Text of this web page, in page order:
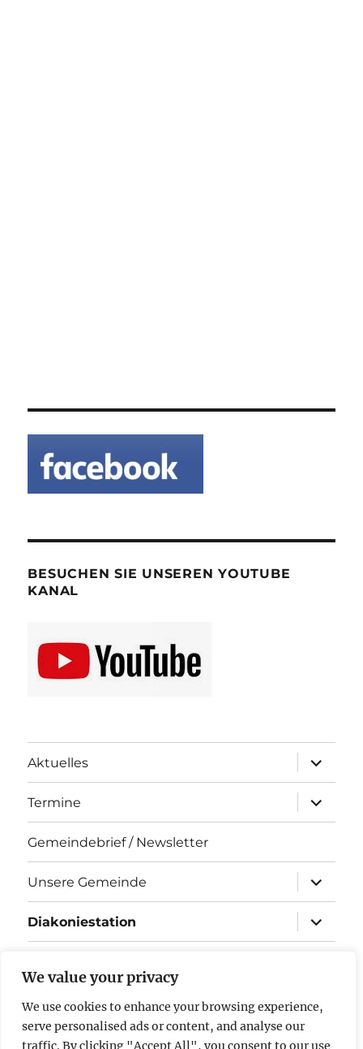
We value your privacy
We use cookies to enhance your browsing experience,
serve personalised ads or content, and analyse our
traffic. By clicking "Accept All", you consent to our use
BESUCHEN SIE UNSEREN YOUTUBE
KANAL
Aktuelles
öffnen
Termine
öffnen
Gemeindebrief / Newsletter
Unsere Gemeinde
öffnen
Diakoniestation
öffnen
Kontakt
Impressum & Datenschutz